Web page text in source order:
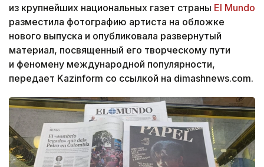
из крупнейших национальных газет страны El Mundo
разместила фотографию артиста на обложке
нового выпуска и опубликовала развернутый
материал, посвященный его творческому пути
и феномену международной популярности,
передает Kazinform со ссылкой на dimashnews.com.